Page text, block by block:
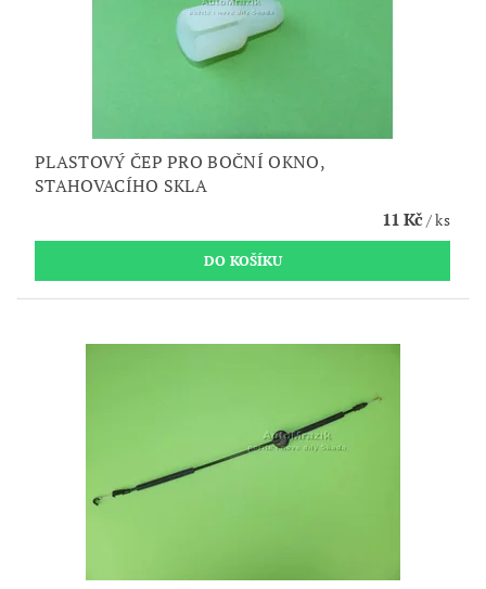
PLASTOVÝ ČEP PRO BOČNÍ OKNO,
STAHOVACÍHO SKLA
11 Kč/ ks